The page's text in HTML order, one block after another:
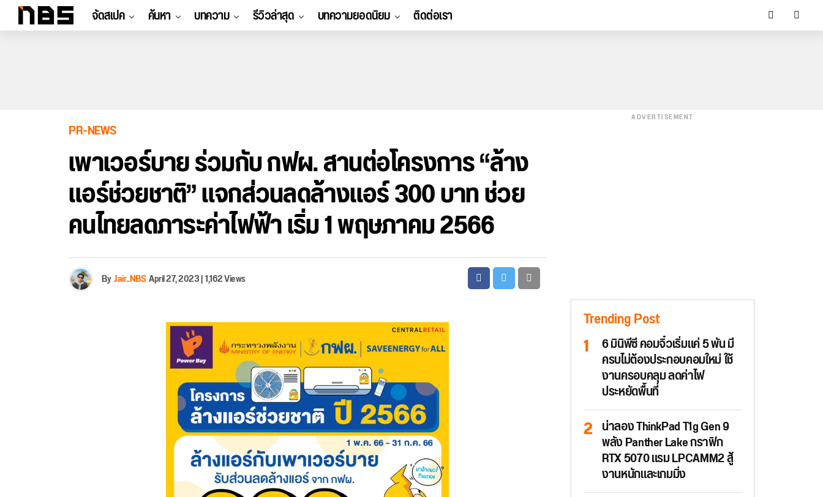
จัดสเปค ค้นหา บทความ รีวิวล่าสุด บทความยอดนิยม ติดต่อเรา
PR-NEWS
เพาเวอร์บาย ร่วมกับ กฟผ. สานต่อโครงการ “ล้าง
แอร์ช่วยชาติ” แจกส่วนลดล้างแอร์ 300 บาท ช่วย
คนไทยลดภาระค่าไฟฟ้า เริ่ม 1 พฤษภาคม 2566
ByJair_NBSApril 27, 2023|1,162 Views
ADVERTISEMENT
Trending Post
6 มินิพีซี คอมจิ๋วเริ่มแค่ 5 พัน มี
ครบไม่ต้องประกอบคอมใหม่ ใช้
งานครอบคลุม ลดค่าไฟ
ประหยัดพื้นที่
น่าลอง ThinkPad T1g Gen 9
พลัง Panther Lake กราฟิก
RTX 5070 แรม LPCAMM2 สู้
งานหนักและเกมมิ่ง